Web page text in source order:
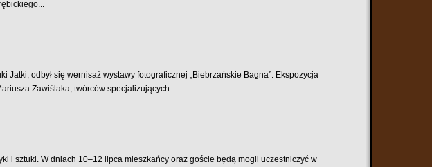
Jatki, odbył się wernisaż wystawy fotograficznej „Biebrzańskie Bagna”. Ekspozycja
Zawiślaka, twórców specjalizujących...
i sztuki. W dniach 10–12 lipca mieszkańcy oraz goście będą mogli uczestniczyć w